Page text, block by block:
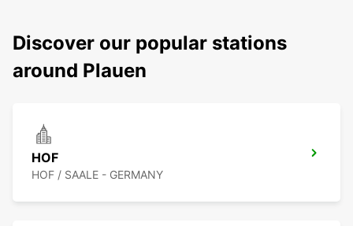
Discover our popular stations
around Plauen
HOF
HOF / SAALE - GERMANY